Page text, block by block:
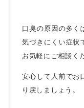
口臭の原因の多く
気づきにくい症状
お気軽にご相談く
安心して人前でお
り戻しましょう。